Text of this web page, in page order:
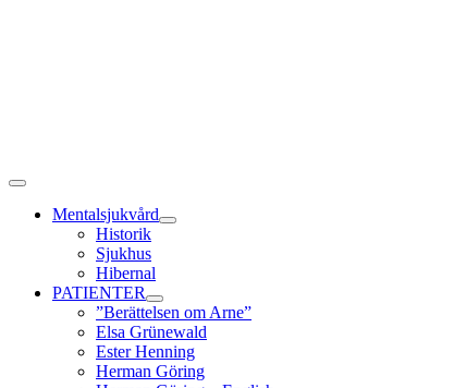
Toggle
NavigationMentalsjukvård
Historik
Sjukhus
Hibernal
PATIENTER
”Berättelsen om Arne”
Elsa Grünewald
Ester Henning
Herman Göring